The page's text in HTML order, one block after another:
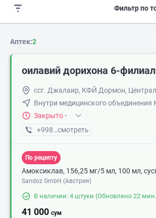
Фильтр по
Аптек:2
оилавий дорихона 6-филиал
ссг. Джалаир, КФЙ Дормон,
Внутри медицинского объединения
Закрыто ·
+998 (87) XXX-XX-XX
смотреть
По рецепту
Амоксиклав, 156,25 мг/5 мл, 100 мл,
Sandoz GmbH (Австрия)
В наличии: 4 штуки (Обновлено 22
41 000 сум